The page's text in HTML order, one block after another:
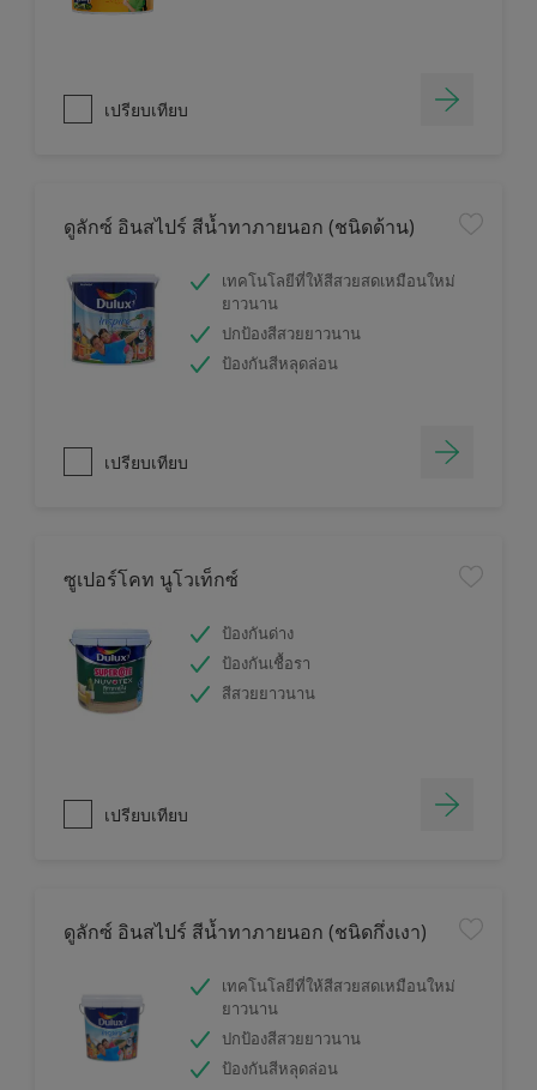
เปรียบเทียบ
ดูลักซ์ อินสไปร์ สีน้ำทาภายนอก (ชนิดด้าน)
เทคโนโลยีที่ให้สีสวยสดเหมือนใหม่
ยาวนาน
ปกป้องสีสวยยาวนาน
ป้องกันสีหลุดล่อน
เปรียบเทียบ
ซูเปอร์โคท นูโวเท็กซ์
ป้องกันด่าง
ป้องกันเชื้อรา
สีสวยยาวนาน
เปรียบเทียบ
ดูลักซ์ อินสไปร์ สีน้ำทาภายนอก (ชนิดกึ่งเงา)
เทคโนโลยีที่ให้สีสวยสดเหมือนใหม่
ยาวนาน
ปกป้องสีสวยยาวนาน
ป้องกันสีหลุดล่อน